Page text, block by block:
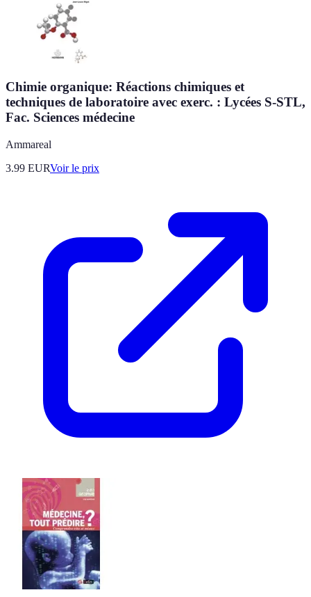
Chimie organique: Réactions chimiques et
techniques de laboratoire avec exerc. : Lycées S-STL,
Fac. Sciences médecine
Ammareal
3.99 EURVoir le prix